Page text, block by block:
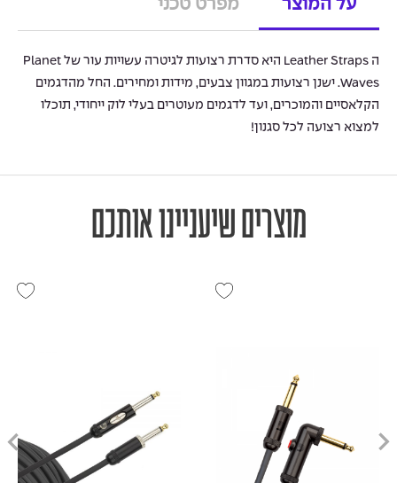
על המוצר מפרט טכני
ה Leather Straps היא סדרת רצועות לגיטרה עשויות עור של Planet
Waves. ישנן רצועות במגוון צבעים, מידות ומחירים. החל מהדגמים
הקלאסיים והמוכרים, ועד לדגמים מעוטרים בעלי לוק ייחודי, תוכלו
למצוא רצועה לכל סגנון!
מוצרים שיעניינו אותכם